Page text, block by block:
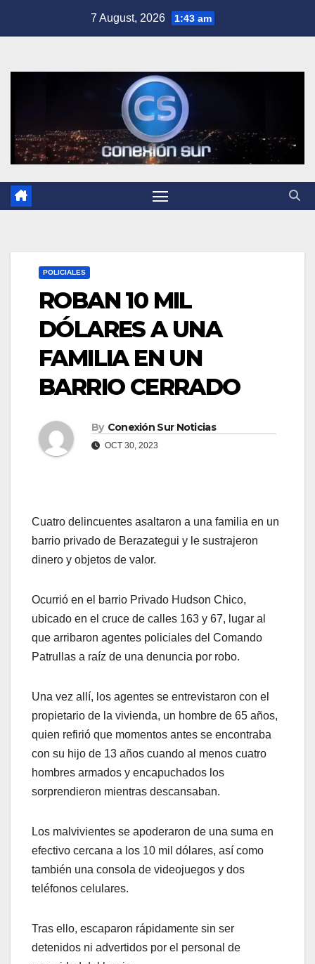
7 August, 2026 1:43 am
POLICIALES
ROBAN 10 MIL
DÓLARES A UNA
FAMILIA EN UN
BARRIO CERRADO
By Conexión Sur Noticias
OCT 30, 2023
Cuatro delincuentes asaltaron a una familia en un
barrio privado de Berazategui y le sustrajeron
dinero y objetos de valor.
Ocurrió en el barrio Privado Hudson Chico,
ubicado en el cruce de calles 163 y 67, lugar al
que arribaron agentes policiales del Comando
Patrullas a raíz de una denuncia por robo.
Una vez allí, los agentes se entrevistaron con el
propietario de la vivienda, un hombre de 65 años,
quien refirió que momentos antes se encontraba
con su hijo de 13 años cuando al menos cuatro
hombres armados y encapuchados los
sorprendieron mientras descansaban.
Los malvivientes se apoderaron de una suma en
efectivo cercana a los 10 mil dólares, así como
también una consola de videojuegos y dos
teléfonos celulares.
Tras ello, escaparon rápidamente sin ser
detenidos ni advertidos por el personal de